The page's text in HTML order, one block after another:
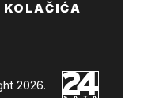
2026.